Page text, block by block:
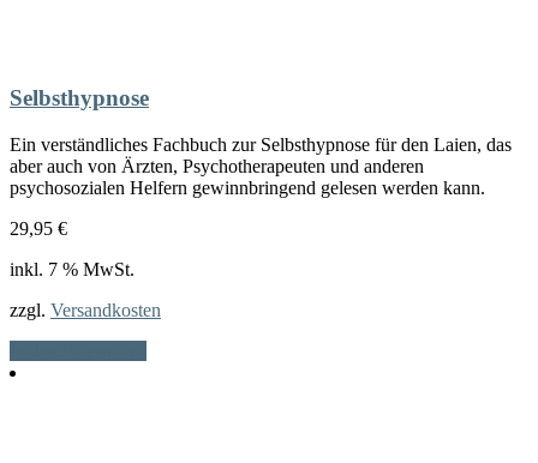
Selbsthypnose
Ein verständliches Fachbuch zur Selbsthypnose für den Laien, das
aber auch von Ärzten, Psychotherapeuten und anderen
psychosozialen Helfern gewinnbringend gelesen werden kann.
29,95 €
inkl. 7 % MwSt.
zzgl. Versandkosten